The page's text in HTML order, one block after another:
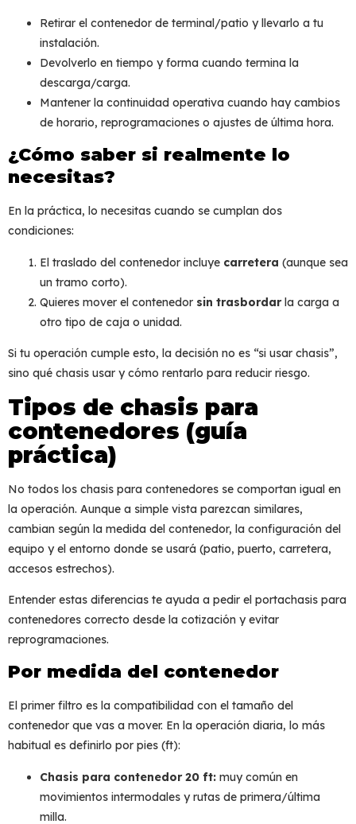
Retirar el contenedor de terminal/patio y llevarlo a tu
instalación.
Devolverlo en tiempo y forma cuando termina la
descarga/carga.
Mantener la continuidad operativa cuando hay cambios
de horario, reprogramaciones o ajustes de última hora.
¿Cómo saber si realmente lo
necesitas?
En la práctica, lo necesitas cuando se cumplan dos
condiciones:
El traslado del contenedor incluye carretera (aunque sea
un tramo corto).
Quieres mover el contenedor sin trasbordarla carga a
otro tipo de caja o unidad.
Si tu operación cumple esto, la decisión no es “si usar chasis”,
sino qué chasis usar y cómo rentarlo para reducir riesgo.
Tipos de chasis para
contenedores (guía
práctica)
No todos los chasis para contenedores se comportan igual en
la operación. Aunque a simple vista parezcan similares,
cambian según la medida del contenedor, la configuración del
equipo y el entorno donde se usará (patio, puerto, carretera,
accesos estrechos).
Entender estas diferencias te ayuda a pedir el portachasis para
contenedores correcto desde la cotización y evitar
reprogramaciones.
Por medida del contenedor
El primer filtro es la compatibilidad con el tamaño del
contenedor que vas a mover. En la operación diaria, lo más
habitual es definirlo por pies (ft):
Chasis para contenedor 20 ft: muy común en
movimientos intermodales y rutas de primera/última
milla.